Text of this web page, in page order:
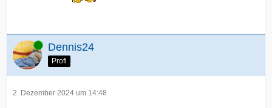
Online Dennis24
Profi
2. Dezember 2024 um 14:48